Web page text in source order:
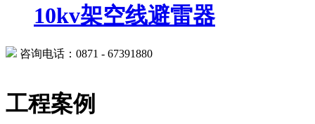
10kv架空线避雷器
咨询电话：0871 - 67391880
工程案例